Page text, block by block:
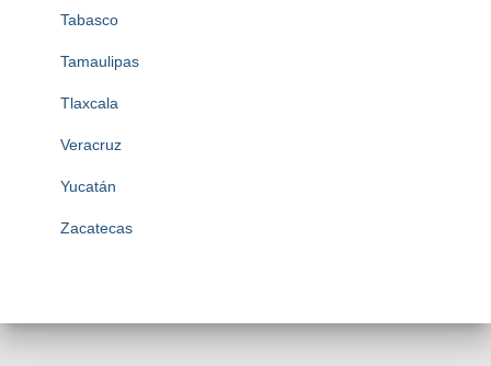
Tabasco
Tamaulipas
Tlaxcala
Veracruz
Yucatán
Zacatecas